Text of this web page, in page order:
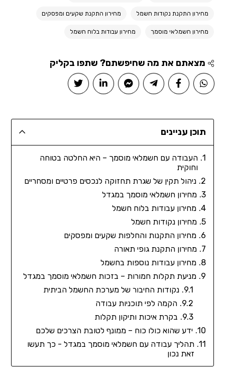
מחירון התקנת נקודות חשמל מחירון התקנת שקעים ומפסקים
מחירון חשמלאי מוסמך מחירון עבודות בלוח חשמל
מצאתם את מה שחיפשתם? שתפו בקליק
תוכן עניינים
העבודה עם חשמלאי מוסמך – היא החלטה בטוחה
וחוקית
ניהול תקין של שגרת תחזוקה לנכסים פרטיים ומסחריים
מחירון חשמלאי מוסמך במגדל
מחירון עבודות בלוח חשמל
מחירון נקודות חשמל
מחירון התקנות והחלפות שקעים ומפסקים
מחירון התקנת גופי תאורה
מחירון עבודות נוספות בחשמל
מניעת תקלות חמורות – בזכות חשמלאי מוסמך במגדל
נקודות החיבור של מערכת החשמל הביתית
הקמה לפי תוכניות עבודה
בקרת איכות ותיקון תקלות
ידע שהוא כולו כוח – ממונף לטובת הצרכים שלכם
תהליך עבודה עם חשמלאי מוסמך במגדל - כך תעשו
זאת נכון